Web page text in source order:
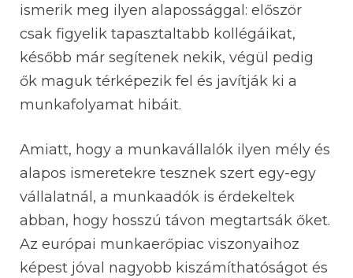
ismerik meg ilyen alapossággal: először
csak figyelik tapasztaltabb kollégáikat,
később már segítenek nekik, végül pedig
ők maguk térképezik fel és javítják ki a
munkafolyamat hibáit.
Amiatt, hogy a munkavállalók ilyen mély és
alapos ismeretekre tesznek szert egy-egy
vállalatnál, a munkaadók is érdekeltek
abban, hogy hosszú távon megtartsák őket.
Az európai munkaerőpiac viszonyaihoz
képest jóval nagyobb kiszámíthatóságot és